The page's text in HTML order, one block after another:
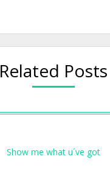
Related Posts
Show me what u´ve got